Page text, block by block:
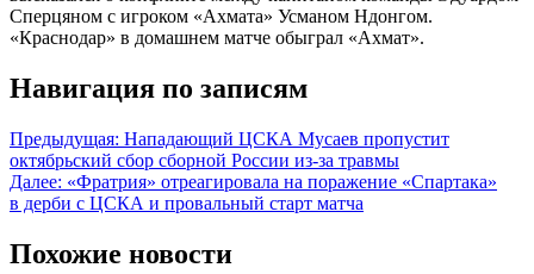
Сперцяном с игроком «Ахмата» Усманом Ндонгом.
«Краснодар» в домашнем матче обыграл «Ахмат».
Навигация по записям
Предыдущая: Нападающий ЦСКА Мусаев пропустит
октябрьский сбор сборной России из-за травмы
Далее: «Фратрия» отреагировала на поражение «Спартака»
в дерби с ЦСКА и провальный старт матча
Похожие новости